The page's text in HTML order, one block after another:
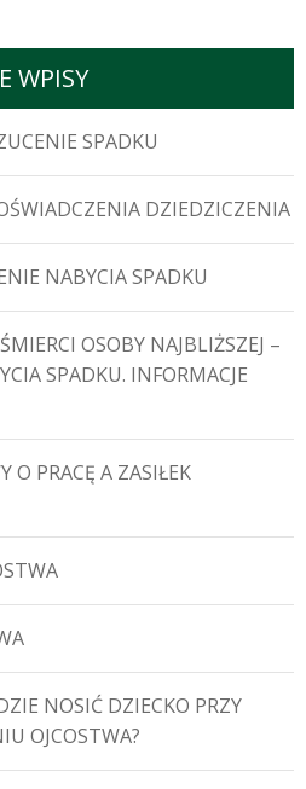
WPISY
SPADKU
DZIEDZICZENIA
NABYCIA SPADKU
OSOBY NAJBLIŻSZEJ –
SPADKU. INFORMACJE
O PRACĘ A ZASIŁEK
NOSIĆ DZIECKO PRZY
OJCOSTWA?